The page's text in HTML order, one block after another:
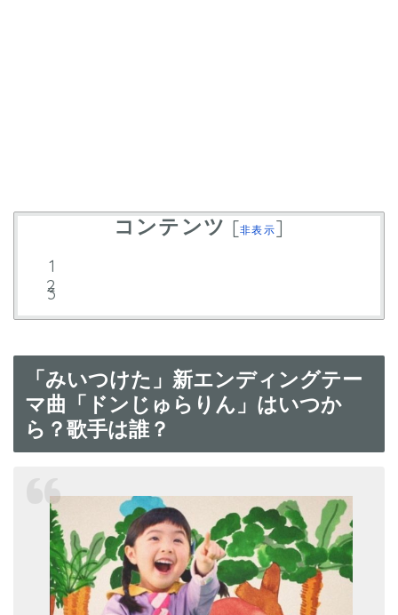
コンテンツ [非表示]
「みいつけた」新エンディングテー
マ曲「ドンじゅらりん」はいつか
ら？歌手は誰？